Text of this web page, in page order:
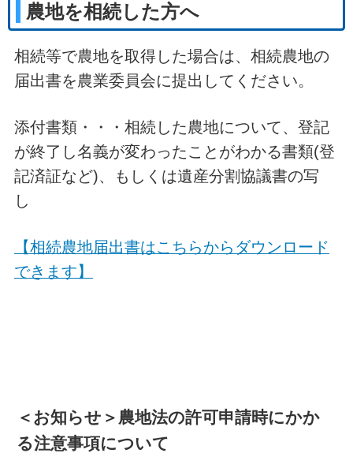
農地を相続した方へ
相続等で農地を取得した場合は、相続農地の
届出書を農業委員会に提出してください。
添付書類・・・相続した農地について、登記
が終了し名義が変わったことがわかる書類(登
記済証など)、もしくは遺産分割協議書の写
し
【相続農地届出書はこちらからダウンロード
できます】
＜お知らせ＞農地法の許可申請時にかか
る注意事項について